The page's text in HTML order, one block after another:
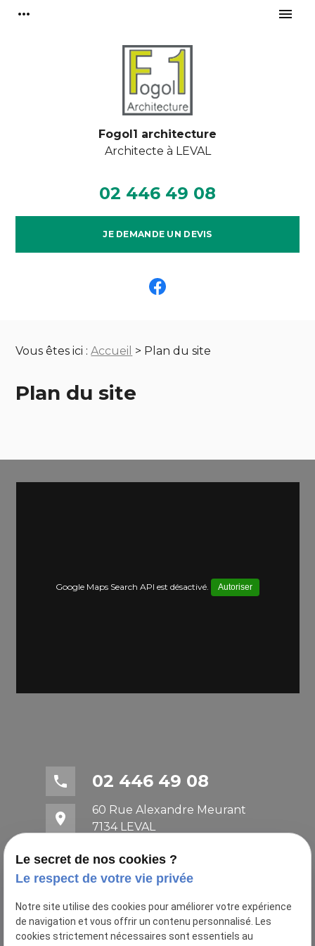
more_horiz menu
Fogol1 architecture
Architecte à LEVAL
02 446 49 08
JE DEMANDE UN DEVIS
Vous êtes ici : Accueil > Plan du site
Plan du site
Google Maps Search API est désactivé. Autoriser
phone 02 446 49 08
place
60 Rue Alexandre Meurant
7134 LEVAL
mail contact@architecte-fogol1.com
Le secret de nos cookies ?
Le respect de votre vie privée
Notre site utilise des cookies pour améliorer votre expérience
de navigation et vous offrir un contenu personnalisé. Les
cookies strictement nécessaires sont essentiels au